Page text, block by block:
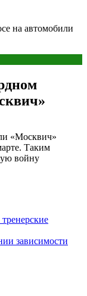
на автомобили
«Москвич»
Таким
войну
зависимости